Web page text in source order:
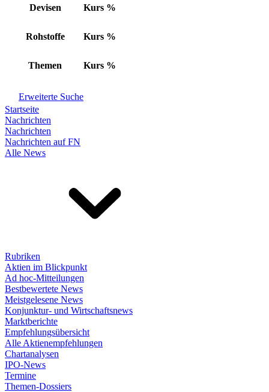
Devisen Kurs %
Rohstoffe Kurs %
Themen Kurs %
Erweiterte Suche
Startseite
Nachrichten
Nachrichten
Nachrichten auf FN
Alle News
Rubriken
Aktien im Blickpunkt
Ad hoc-Mitteilungen
Bestbewertete News
Meistgelesene News
Konjunktur- und Wirtschaftsnews
Marktberichte
Empfehlungsübersicht
Alle Aktienempfehlungen
Chartanalysen
IPO-News
Termine
Themen-Dossiers